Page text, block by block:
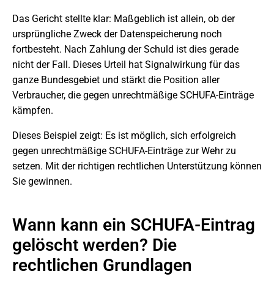
Das Gericht stellte klar: Maßgeblich ist allein, ob der
ursprüngliche Zweck der Datenspeicherung noch
fortbesteht. Nach Zahlung der Schuld ist dies gerade
nicht der Fall. Dieses Urteil hat Signalwirkung für das
ganze Bundesgebiet und stärkt die Position aller
Verbraucher, die gegen unrechtmäßige SCHUFA-Einträge
kämpfen.
Dieses Beispiel zeigt: Es ist möglich, sich erfolgreich
gegen unrechtmäßige SCHUFA-Einträge zur Wehr zu
setzen. Mit der richtigen rechtlichen Unterstützung können
Sie gewinnen.
Wann kann ein SCHUFA-Eintrag
gelöscht werden? Die
rechtlichen Grundlagen